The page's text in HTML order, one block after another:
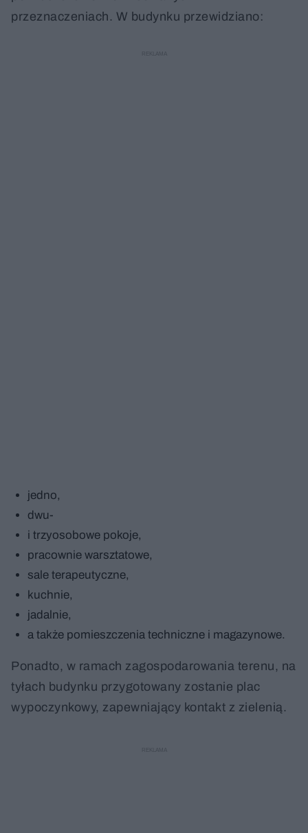
przeznaczeniach. W budynku przewidziano:
jedno,
dwu-
i trzyosobowe pokoje,
pracownie warsztatowe,
sale terapeutyczne,
kuchnie,
jadalnie,
a także pomieszczenia techniczne i magazynowe.
Ponadto, w ramach zagospodarowania terenu, na
tyłach budynku przygotowany zostanie plac
wypoczynkowy, zapewniający kontakt z zielenią.